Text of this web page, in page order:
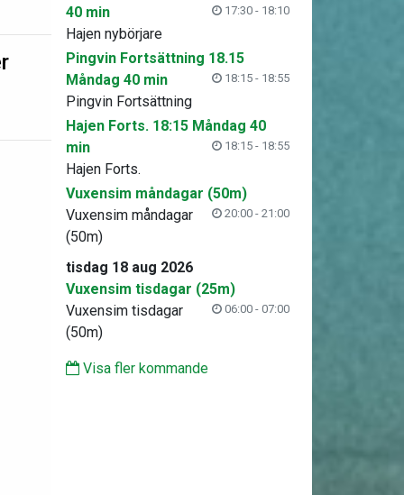
40 min
17:30 - 18:10
Hajen nybörjare
Pingvin Fortsättning 18.15
Måndag 40 min
18:15 - 18:55
Pingvin Fortsättning
Hajen Forts. 18:15 Måndag 40
min
18:15 - 18:55
Hajen Forts.
Vuxensim måndagar (50m)
20:00 - 21:00
Vuxensim måndagar
(50m)
tisdag 18 aug 2026
Vuxensim tisdagar (25m)
06:00 - 07:00
Vuxensim tisdagar
(50m)
Visa fler kommande